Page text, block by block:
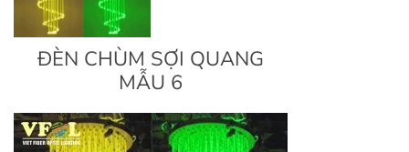
ĐÈN CHÙM SỢI QUANG
MẪU 6